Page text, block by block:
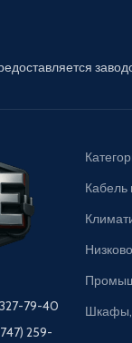
79-40
259-
Кабель
Шкафы,